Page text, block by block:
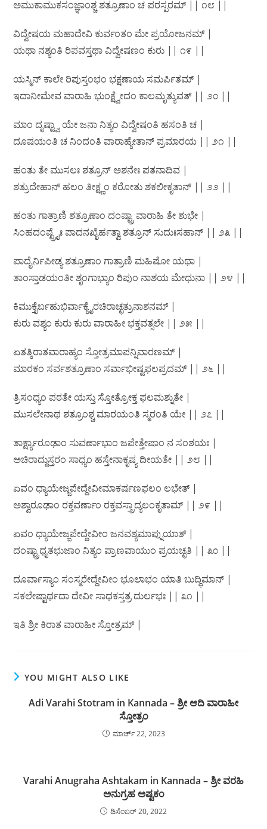
ಅಮುಕಾಮುಕಸಂಜ್ಞಾಂಶ್ಚ ಶತ್ರೂಣಾಂ ಚ ಪರಸ್ಪರಮ್ || ೧೮ ||
ವಿದ್ವೇಷಯ ಮಹಾದೇವಿ ಕುರ್ವಂತಂ ಮೇ ಪ್ರಯೋಜನಮ್ |
ಯಥಾ ನಶ್ಯಂತಿ ರಿಪವಸ್ತಥಾ ವಿದ್ವೇಷಣಂ ಕುರು || ೧೯ ||
ಯಸ್ಮಿನ್ ಕಾಲೇ ರಿಪುಸ್ತಂಭಂ ಭಕ್ಷಣಾಯ ಸಮರ್ಪಿತಮ್ |
ಇದಾನೀಮೇವ ವಾರಾಹಿ ಭುಂಕ್ಷ್ವೇದಂ ಕಾಲಮೃತ್ಯುವತ್ || ೨೦ ||
ಮಾಂ ದೃಷ್ಟ್ವಾ ಯೇ ಜನಾ ನಿತ್ಯಂ ವಿದ್ವೇಷಂತಿ ಹಸಂತಿ ಚ |
ದೂಷಯಂತಿ ಚ ನಿಂದಂತಿ ವಾರಾಹ್ಯೇತಾನ್ ಪ್ರಮಾರಯ || ೨೧ ||
ಹಂತು ತೇ ಮುಸಲಃ ಶತ್ರೂನ್ ಅಶನೇಃ ಪತನಾದಿವ |
ಶತ್ರುದೇಹಾನ್ ಹಲಂ ತೀಕ್ಷ್ಣಂ ಕರೋತು ಶಕಲೀಕೃತಾನ್ || ೨೨ ||
ಹಂತು ಗಾತ್ರಾಣಿ ಶತ್ರೂಣಾಂ ದಂಷ್ಟ್ರಾ ವಾರಾಹಿ ತೇ ಶುಭೇ |
ಸಿಂಹದಂಷ್ಟ್ರೈಃ ಪಾದನಖೈರ್ಹತ್ವಾ ಶತ್ರೂನ್ ಸುದುಃಸಹಾನ್ || ೨೩ ||
ಪಾದೈರ್ನಿಪೀಡ್ಯ ಶತ್ರೂಣಾಂ ಗಾತ್ರಾಣಿ ಮಹಿಷೋ ಯಥಾ |
ತಾಂಸ್ತಾಡಯಂತೀ ಶೃಂಗಾಭ್ಯಾಂ ರಿಪುಂ ನಾಶಯ ಮೇಧುನಾ || ೨೪ ||
ಕಿಮುಕ್ತೈರ್ಬಹುಭಿರ್ವಾಕ್ಯೈರಚಿರಾಚ್ಛತ್ರುನಾಶನಮ್ |
ಕುರು ವಶ್ಯಂ ಕುರು ಕುರು ವಾರಾಹೀ ಭಕ್ತವತ್ಸಲೇ || ೨೫ ||
ಏತತ್ಕಿರಾತವಾರಾಹ್ಯಂ ಸ್ತೋತ್ರಮಾಪನ್ನಿವಾರಣಮ್ |
ಮಾರಕಂ ಸರ್ವಶತ್ರೂಣಾಂ ಸರ್ವಾಭೀಷ್ಟಫಲಪ್ರದಮ್ || ೨೬ ||
ತ್ರಿಸಂಧ್ಯಂ ಪಠತೇ ಯಸ್ತು ಸ್ತೋತ್ರೋಕ್ತ ಫಲಮಶ್ನುತೇ |
ಮುಸಲೇನಾಥ ಶತ್ರೂಂಶ್ಚ ಮಾರಯಂತಿ ಸ್ಮರಂತಿ ಯೇ || ೨೭ ||
ತಾರ್ಕ್ಷ್ಯಾರೂಢಾಂ ಸುವರ್ಣಾಭಾಂ ಜಪೇತ್ತೇಷಾಂ ನ ಸಂಶಯಃ |
ಅಚಿರಾದ್ದುಸ್ತರಂ ಸಾಧ್ಯಂ ಹಸ್ತೇನಾಕೃಷ್ಯ ದೀಯತೇ || ೨೮ ||
ಏವಂ ಧ್ಯಾಯೇಜ್ಜಪೇದ್ದೇವೀಮಾಕರ್ಷಣಫಲಂ ಲಭೇತ್ |
ಅಶ್ವಾರೂಢಾಂ ರಕ್ತವರ್ಣಾಂ ರಕ್ತವಸ್ತ್ರಾದ್ಯಲಂಕೃತಾಮ್ || ೨೯ ||
ಏವಂ ಧ್ಯಾಯೇಜ್ಜಪೇದ್ದೇವೀಂ ಜನವಶ್ಯಮಾಪ್ನುಯಾತ್ |
ದಂಷ್ಟ್ರಾಧೃತಭುಜಾಂ ನಿತ್ಯಂ ಪ್ರಾಣವಾಯುಂ ಪ್ರಯಚ್ಛತಿ || ೩೦ ||
ದೂರ್ವಾಸ್ಯಾಂ ಸಂಸ್ಮರೇದ್ದೇವೀಂ ಭೂಲಾಭಂ ಯಾತಿ ಬುದ್ಧಿಮಾನ್ |
ಸಕಲೇಷ್ಟಾರ್ಥದಾ ದೇವೀ ಸಾಧಕಸ್ತತ್ರ ದುರ್ಲಭಃ || ೩೧ ||
ಇತಿ ಶ್ರೀ ಕಿರಾತ ವಾರಾಹೀ ಸ್ತೋತ್ರಮ್ |
YOU MIGHT ALSO LIKE
Adi Varahi Stotram in Kannada – ಶ್ರೀ ಆದಿ ವಾರಾಹೀ
ಸ್ತೋತ್ರಂ
ಮಾರ್ಚ್ 22, 2023
Varahi Anugraha Ashtakam in Kannada – ಶ್ರೀ ವರಹಿ
ಅನುಗ್ರಹ ಅಷ್ಟಕಂ
ಡಿಸೆಂಬರ್ 20, 2022